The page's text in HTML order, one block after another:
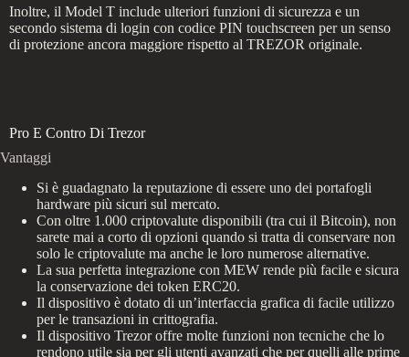
Inoltre, il Model T include ulteriori funzioni di sicurezza e un
secondo sistema di login con codice PIN touchscreen per un senso
di protezione ancora maggiore rispetto al TREZOR originale.
Pro E Contro Di Trezor
Vantaggi
Si è guadagnato la reputazione di essere uno dei portafogli
hardware più sicuri sul mercato.
Con oltre 1.000 criptovalute disponibili (tra cui il Bitcoin), non
sarete mai a corto di opzioni quando si tratta di conservare non
solo le criptovalute ma anche le loro numerose alternative.
La sua perfetta integrazione con MEW rende più facile e sicura
la conservazione dei token ERC20.
Il dispositivo è dotato di un’interfaccia grafica di facile utilizzo
per le transazioni in crittografia.
Il dispositivo Trezor offre molte funzioni non tecniche che lo
rendono utile sia per gli utenti avanzati che per quelli alle prime